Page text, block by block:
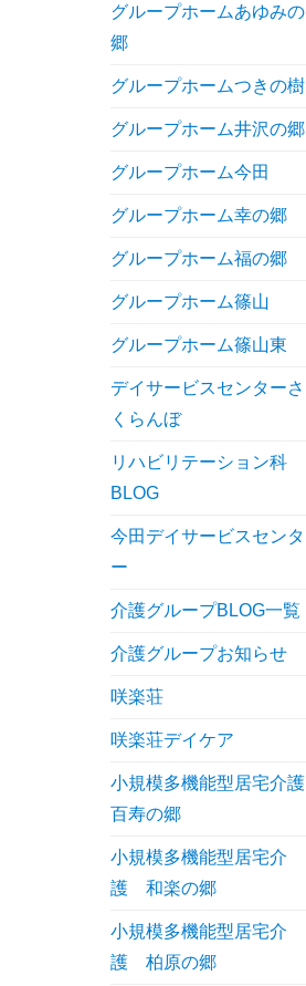
グループホームあゆみの
郷
グループホームつきの樹
グループホーム井沢の郷
グループホーム今田
グループホーム幸の郷
グループホーム福の郷
グループホーム篠山
グループホーム篠山東
デイサービスセンターさ
くらんぼ
リハビリテーション科
BLOG
今田デイサービスセンタ
ー
介護グループBLOG一覧
介護グループお知らせ
咲楽荘
咲楽荘デイケア
小規模多機能型居宅介護
百寿の郷
小規模多機能型居宅介
護 和楽の郷
小規模多機能型居宅介
護 柏原の郷